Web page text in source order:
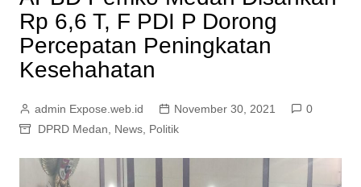
Rp 6,6 T, F PDI P Dorong
Percepatan Peningkatan
Kesehahatan
admin Expose.web.id November 30, 2021
0
DPRD Medan
News, Politik